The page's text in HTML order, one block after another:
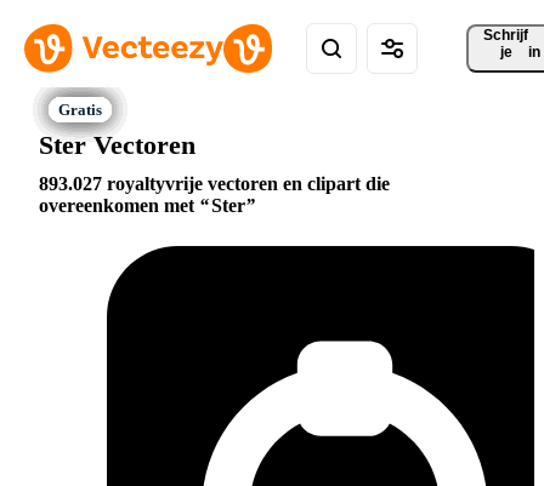
Schrijf
je
in
Ster Vectoren
893.027 royaltyvrije vectoren en clipart die
overeenkomen met
Ster